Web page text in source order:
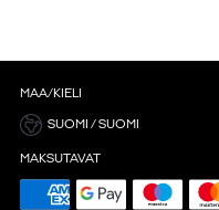
MAA/KIELI
SUOMI / SUOMI
MAKSUTAVAT